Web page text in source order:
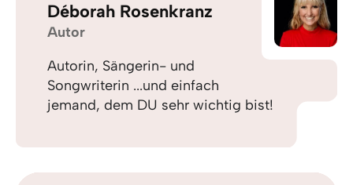
Déborah Rosenkranz
Autor
Autorin, Sängerin- und
Songwriterin ...und einfach
jemand, dem DU sehr wichtig bist!